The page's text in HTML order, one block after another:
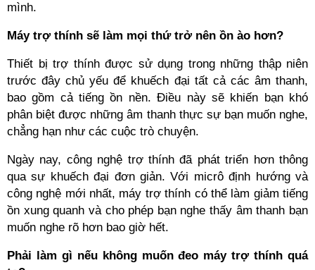
mình.
Máy trợ thính sẽ làm mọi thứ trở nên ồn ào hơn?
Thiết bị trợ thính được sử dụng trong những thập niên
trước đây chủ yếu để khuếch đại tất cả các âm thanh,
bao gồm cả tiếng ồn nền. Điều này sẽ khiến bạn khó
phân biệt được những âm thanh thực sự bạn muốn nghe,
chẳng hạn như các cuộc trò chuyện.
Ngày nay, công nghệ trợ thính đã phát triển hơn thông
qua sự khuếch đại đơn giản. Với micrô định hướng và
công nghệ mới nhất, máy trợ thính có thể làm giảm tiếng
ồn xung quanh và cho phép bạn nghe thấy âm thanh bạn
muốn nghe rõ hơn bao giờ hết.
Phải làm gì nếu không muốn đeo máy trợ thính quá